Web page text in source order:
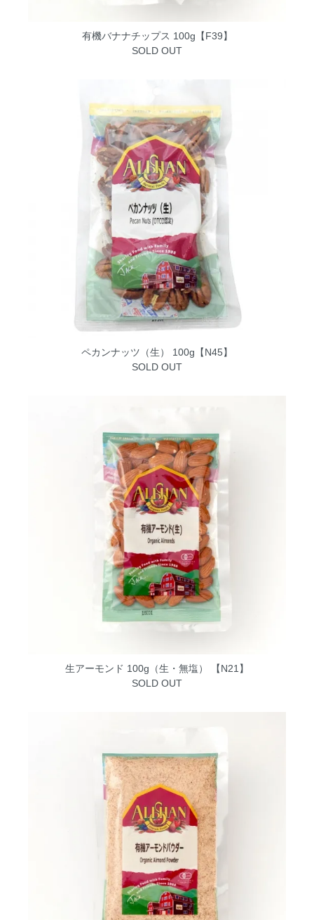
有機バナナチップス 100g【F39】
SOLD OUT
ペカンナッツ（生） 100g【N45】
SOLD OUT
生アーモンド 100g（生・無塩） 【N21】
SOLD OUT